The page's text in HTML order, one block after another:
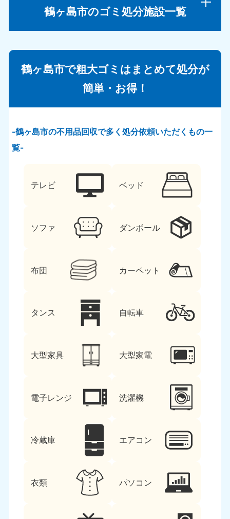
鶴ヶ島市のゴミ処分施設一覧
鶴ヶ島市で粗大ゴミはまとめて処分が
簡単・お得！
鶴ヶ島市の不用品回収で多く処分依頼いただくもの一
覧
テレビ ベッド
ソファ ダンボール
布団 カーペット
タンス 自転車
大型家具 大型家電
電子レンジ 洗濯機
冷蔵庫 エアコン
衣類 パソコン